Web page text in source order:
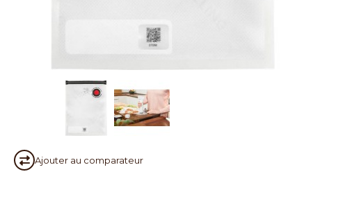
Ajouter au comparateur